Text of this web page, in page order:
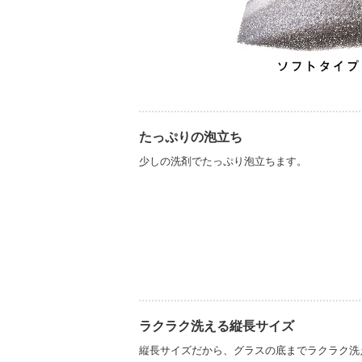
たっぷりの泡立ち
少しの洗剤でたっぷり泡立ちます。
ラクラク洗える縦長サイズ
縦長サイズだから、グラスの底までラクラク